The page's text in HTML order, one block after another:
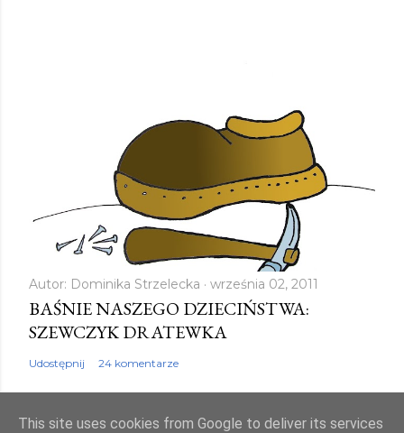
Autor: Dominika Strzelecka września 02, 2011
BAŚNIE NASZEGO DZIECIŃSTWA:
SZEWCZYK DRATEWKA
Udostępnij 24 komentarze
This site uses cookies from Google to deliver its services